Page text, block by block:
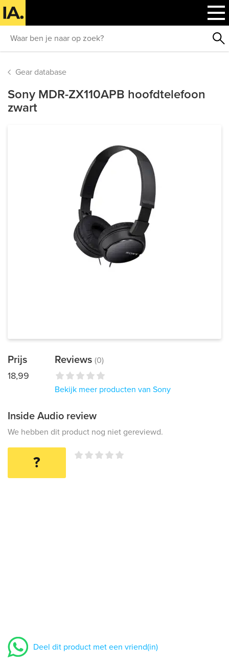
Gear database
Sony MDR-ZX110APB hoofdtelefoon
zwart
Prijs
18,99
Reviews (0)
Bekijk meer producten van Sony
Inside Audio review
We hebben dit product nog niet gereviewd.
?
Deel dit product met een vriend(in)